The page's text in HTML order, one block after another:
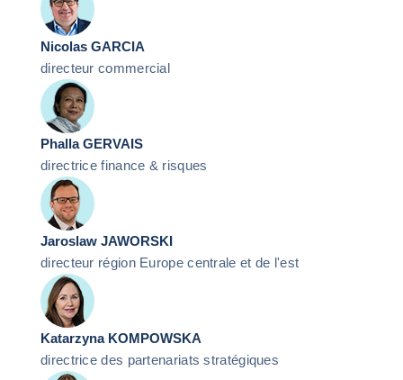
Nicolas GARCIA
directeur commercial
Phalla GERVAIS
directrice finance & risques
Jaroslaw JAWORSKI
directeur région Europe centrale et de l'est
Katarzyna KOMPOWSKA
directrice des partenariats stratégiques